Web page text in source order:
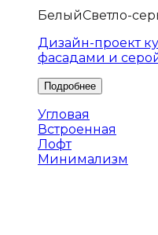
БелыйСветло-
Дизайн-проект
фасадами и
Угловая
Встроенная
Лофт
Минимализм